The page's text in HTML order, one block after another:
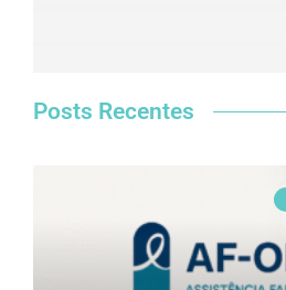
Posts Recentes